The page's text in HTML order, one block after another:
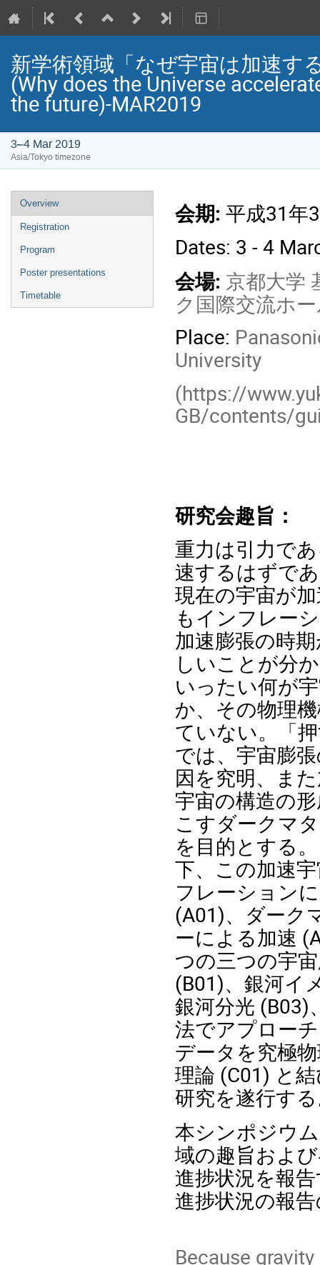
新学術領域「なぜ宇宙は加速す
(Why does the Universe
the future)-MAR2019
3–4 Mar 2019
Asia/Tokyo timezone
Event
menu
Overview
Registration
Program
Poster presentations
Timetable
会期: 平成31年
Dates: 3 - 4
会場: 京都大学
ク国際交流ホ
Place:
University
(https://
GB/contents/
研究会趣旨：
重力は引力で
速するはずで
現在の宇宙が
もインフレー
加速膨張の時
しいことが分
いったい何が
か、その物理
ていない。「
では、宇宙膨
因を究明、ま
宇宙の構造の
こすダークマ
を目的とする
下、この加速
フレーション
(A01)、ダーク
ーによる加速
つの三つの宇
(B01)、銀河イ
銀河分光 (B03)
法でアプロー
データを究極
理論 (C01) と
研究を遂行す
本シンポジウ
域の趣旨およ
進捗状況を報
進捗状況の報
Because